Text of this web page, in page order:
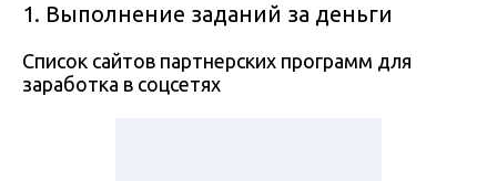
1. Выполнение заданий за деньги
Список сайтов партнерских программ для
заработка в соцсетях